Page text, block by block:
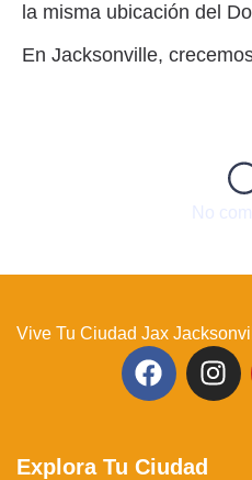
la misma ubicación del
En Jacksonville,
No
Vive Tu Ciudad Jax
Explora Tu Ciudad